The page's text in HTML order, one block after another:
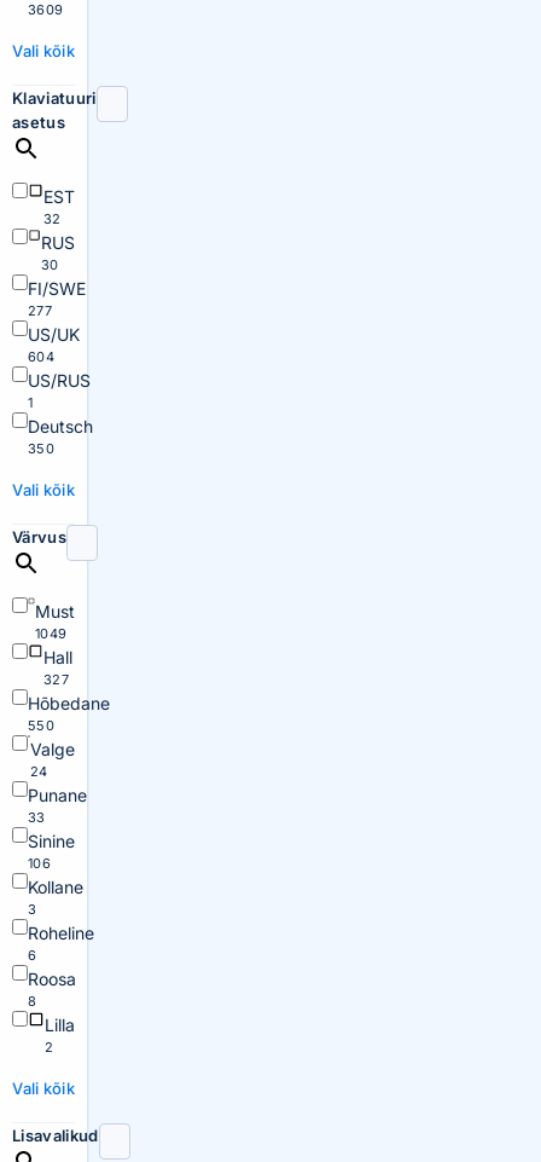
3609
Vali kõik
Klaviatuuri
asetus
EST
32
RUS
30
FI/SWE
277
US/UK
604
US/RUS
1
Deutsch
350
Vali kõik
Värvus
Must
1049
Hall
327
Hõbedane
550
Valge
24
Punane
33
Sinine
106
Kollane
3
Roheline
6
Roosa
8
Lilla
2
Vali kõik
Lisavalikud